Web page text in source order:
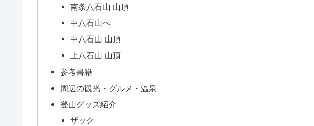
南条八石山 山頂
中八石山へ
中八石山 山頂
上八石山 山頂
参考書籍
周辺の観光・グルメ・温泉
登山グッズ紹介
ザック